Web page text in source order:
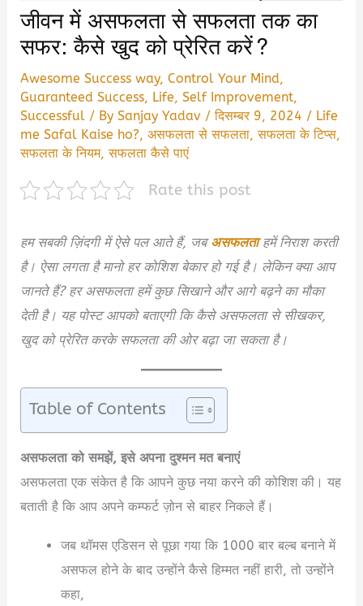
जीवन में असफलता से सफलता तक का
सफर: कैसे खुद को प्रेरित करें?
Awesome Success way,Control Your Mind,
Guaranteed Success, Life,Self Improvement,
Successful / BySanjay Yadav /दिसम्बर 9, 2024 / Life
me Safal Kaise ho?,असफलता से सफलता,सफलता के टिप्स,
सफलता के नियम,सफलता कैसे पाएं
Rate this post
हम सबकी ज़िंदगी में ऐसे पल आते हैं, जबअसफलताहमें निराश करती
है। ऐसा लगता है मानो हर कोशिश बेकार हो गई है। लेकिन क्या आप
जानते हैं? हर असफलता हमें कुछ सिखाने और आगे बढ़ने का मौका
देती है। यह पोस्ट आपको बताएगी कि कैसे असफलता से सीखकर,
खुद को प्रेरित करके सफलता की ओर बढ़ा जा सकता है।
Table of Contents
असफलता को समझें, इसे अपना दुश्मन मत बनाएं
असफलता एक संकेत है कि आपने कुछ नया करने की कोशिश की। यह
बताती है कि आप अपने कम्फर्ट ज़ोन से बाहर निकले हैं।
जब थॉमस एडिसन से पूछा गया कि 1000 बार बल्ब बनाने में
असफल होने के बाद उन्होंने कैसे हिम्मत नहीं हारी, तो उन्होंने
कहा,